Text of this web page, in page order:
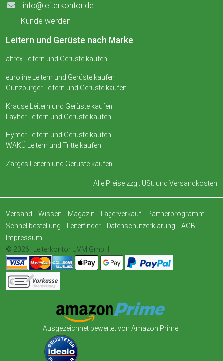
info@leiterkontor.de
Kunde werden
Leitern und Gerüste nach Marke
altrex Leitern und Gerüste kaufen
euroline Leitern und Gerüste kaufen
Günzburger Leitern und Gerüste kaufen
Krause Leitern und Gerüste kaufen
Layher Leitern und Gerüste kaufen
Hymer Leitern und Gerüste kaufen
WAKÜ Leitern und Tritte kaufen
Zarges Leitern und Gerüste kaufen
Alle Preise zzgl. USt. und Versandkosten
Versand Wissen Magazin Lagerverkauf
Partnerprogramm
Schnellbestellung
Leiterfinder Datenschutzerklärung
AGB
Impressum
© 2026
Leiterkontor UVM GmbH
Ausgezeichnet bewertet von Amazon Prime